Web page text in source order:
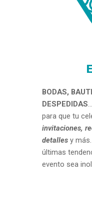
BODAS,
DESPEDIDAS
para que tu
invitaciones,
detalles y
últimas
evento sea